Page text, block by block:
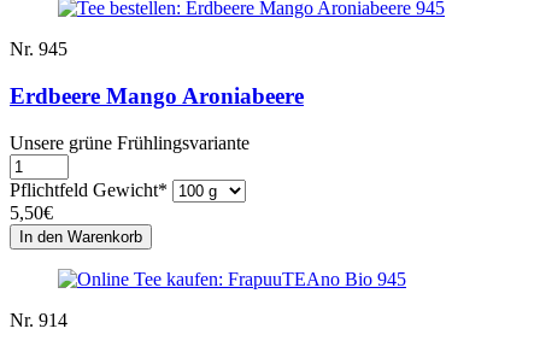
Nr. 945
Erdbeere Mango Aroniabeere
Unsere grüne Frühlingsvariante
Pflichtfeld Gewicht*
5,50€
Nr. 914